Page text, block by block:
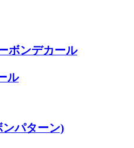
ボンデカール
ル
パターン)